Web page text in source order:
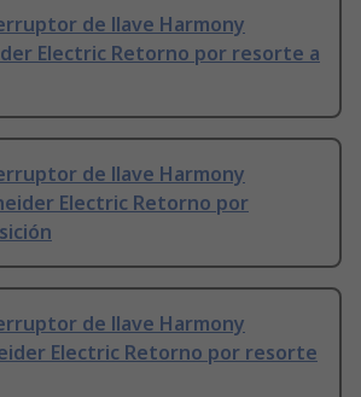
de llave Harmony
Electric Retorno por resorte a
de llave Harmony
Electric Retorno por
de llave Harmony
Electric Retorno por resorte